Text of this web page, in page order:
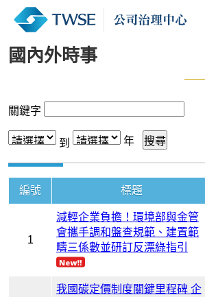
國內外時事
關鍵字
到 年
編號 標題
1
減輕企業負擔！環境部與金管
會攜手調和盤查規範、建置範
疇三係數並研訂反漂綠指引
我國碳定價制度關鍵里程碑 企